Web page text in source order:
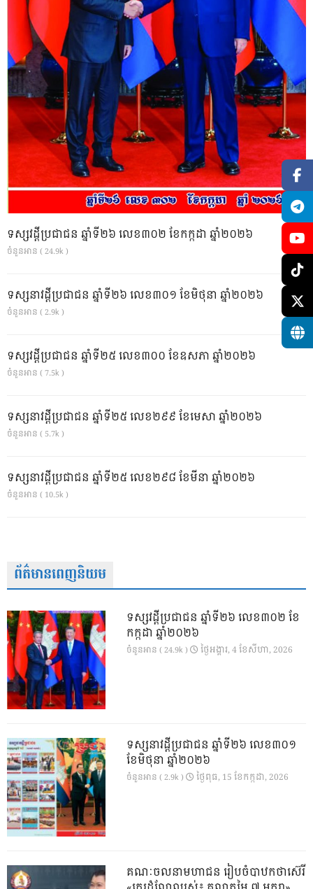
ទស្សវដ្តីប្រជាជន ឆ្នាំទី២៦ លេខ៣០២ ខែកក្កដា ឆ្នាំ២០២៦
ចំនួនអាន ( 24.9k )
ទស្សនាវដ្ដីប្រជាជន ឆ្នាំទី២៦ លេខ៣០១ ខែមិថុនា ឆ្នាំ២០២៦
ចំនួនអាន ( 2.9k )
ទស្សវដ្តីប្រជាជន ឆ្នាំទី២៥ លេខ៣០០ ខែឧសភា ឆ្នាំ២០២៦
ចំនួនអាន ( 7.5k )
ទស្សនាវដ្ដីប្រជាជន ឆ្នាំទី២៥ លេខ២៩៩ ខែមេសា ឆ្នាំ២០២៦
ចំនួនអាន ( 5.7k )
ទស្សនាវដ្ដីប្រជាជន ឆ្នាំទី២៥ លេខ២៩៨ ខែមីនា ឆ្នាំ២០២៦
ចំនួនអាន ( 10.5k )
ព័ត៌មានពេញនិយម
ទស្សវដ្តីប្រជាជន ឆ្នាំទី២៦ លេខ៣០២ ខែ
កក្កដា ឆ្នាំ២០២៦
ចំនួនអាន ( 24.9k ) ថ្ងៃ​អង្គារ, 4 ខែ​សីហា, 2026
ទស្សនាវដ្ដីប្រជាជន ឆ្នាំទី២៦ លេខ៣០១
ខែមិថុនា ឆ្នាំ២០២៦
ចំនួនអាន ( 2.9k ) ថ្ងៃ​ពុធ, 15 ខែ​កក្កដា, 2026
គណៈចលនាមហាជន រៀបចំបាឋកថាស៊េរី